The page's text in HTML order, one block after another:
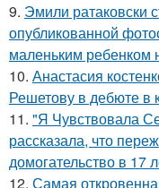
9. Эмили ратаковски
опубликованной
маленьким ребенком
10. Анастасия
Решетову в дебюте в
11. "Я Чувствовала
рассказала, что
домогательство в 17
12. Самая